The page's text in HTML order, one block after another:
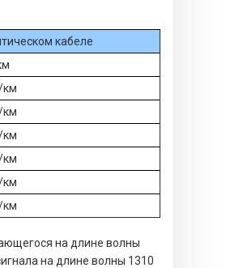
кабеле
км
км
км
км
км
км
на длине волны
на длине волны 1310